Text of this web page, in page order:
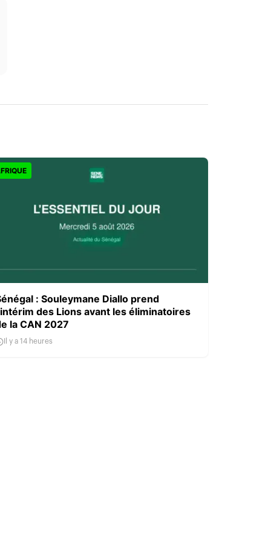
: Souleymane Diallo prend
des Lions avant les éliminatoires
la CAN 2027
Il y a 14 heures